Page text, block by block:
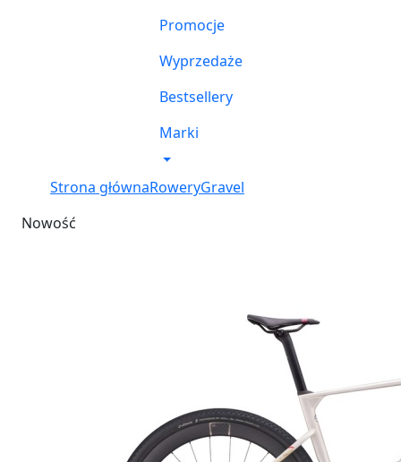
Promocje
Wyprzedaże
Bestsellery
Marki
Strona głównaRoweryGravel
Nowość